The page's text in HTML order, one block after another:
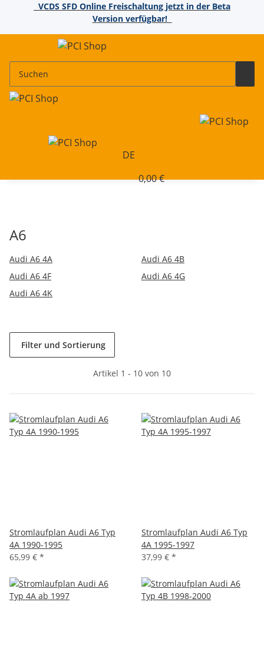
VCDS SFD Online Freischaltung jetzt in der Beta
Version verfügbar!
DE
0,00 €
A6
Audi A6 4A
Audi A6 4B
Audi A6 4F
Audi A6 4G
Audi A6 4K
Filter und Sortierung
Artikel 1 - 10 von 10
Stromlaufplan Audi A6 Typ
4A 1990-1995
65,99 € *
Stromlaufplan Audi A6 Typ
4A 1995-1997
37,99 € *